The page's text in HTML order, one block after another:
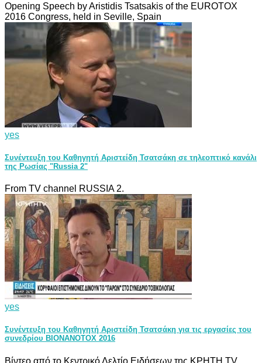
Opening Speech by Aristidis Tsatsakis of the EUROTOX
2016 Congress, held in Seville, Spain
yes
Συνέντευξη του Καθηγητή Αριστείδη Τσατσάκη σε τηλεοπτικό κανάλι
της Ρωσίας "Russia 2"
From TV channel RUSSIA 2.
yes
Συνέντευξη του Καθηγητή Αριστείδη Τσατσάκη για τις εργασίες του
συνεδρίου BIONANOTOX 2016
Βίντεο από το Κεντρικό Δελτίο Ειδήσεων της ΚΡΗΤΗ TV